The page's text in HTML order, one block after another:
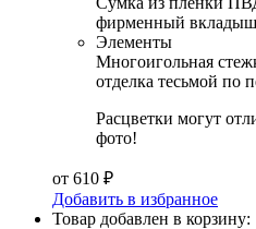
фирменный вкладыш
Элементы
Многоигольная
отделка тесьмой по
Расцветки могут
фото!
от 610 ₽
Добавить в избранное
Товар добавлен в корзину: